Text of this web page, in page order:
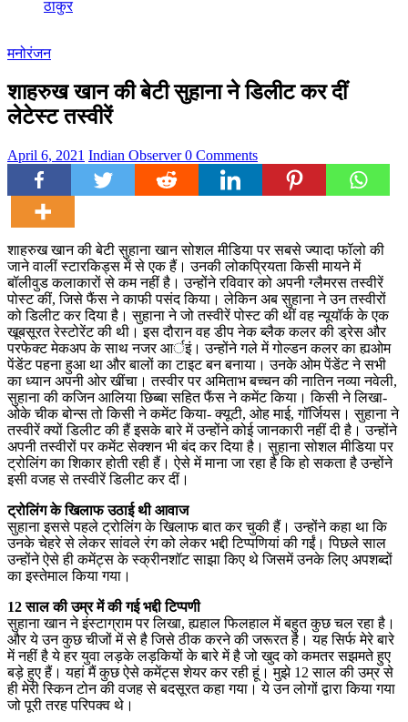
ठाकुर
मनोरंजन
शाहरुख खान की बेटी सुहाना ने डिलीट कर दीं
लेटेस्ट तस्वीरें
April 6, 2021 Indian Observer0 Comments
शाहरुख खान की बेटी सुहाना खान सोशल मीडिया पर सबसे ज्यादा फॉलो की
जाने वालीं स्टारकिड्स में से एक हैं। उनकी लोकप्रियता किसी मायने में
बॉलीवुड कलाकारों से कम नहीं है। उन्होंने रविवार को अपनी ग्लैमरस तस्वीरें
पोस्ट कीं, जिसे फैंस ने काफी पसंद किया। लेकिन अब सुहाना ने उन तस्वीरों
को डिलीट कर दिया है। सुहाना ने जो तस्वीरें पोस्ट की थीं वह न्यूयॉर्क के एक
खूबसूरत रेस्टोरेंट की थी। इस दौरान वह डीप नेक ब्लैक कलर की ड्रेस और
परफेक्ट मेकअप के साथ नजर आर्इं। उन्होंने गले में गोल्डन कलर का ह्यओम
पेंडेंट पहना हुआ था और बालों का टाइट बन बनाया। उनके ओम पेंडेंट ने सभी
का ध्यान अपनी ओर खींचा। तस्वीर पर अमिताभ बच्चन की नातिन नव्या नवेली,
सुहाना की कजिन आलिया छिब्बा सहित फैंस ने कमेंट किया। किसी ने लिखा-
ओके चीक बोन्स तो किसी ने कमेंट किया- क्यूटी, ओह माई, गॉर्जियस। सुहाना ने
तस्वीरें क्यों डिलीट की हैं इसके बारे में उन्होंने कोई जानकारी नहीं दी है। उन्होंने
अपनी तस्वीरों पर कमेंट सेक्शन भी बंद कर दिया है। सुहाना सोशल मीडिया पर
ट्रोलिंग का शिकार होती रही हैं। ऐसे में माना जा रहा है कि हो सकता है उन्होंने
इसी वजह से तस्वीरें डिलीट कर दीं।
ट्रोलिंग के खिलाफ उठाई थी आवाज
सुहाना इससे पहले ट्रोलिंग के खिलाफ बात कर चुकी हैं। उन्होंने कहा था कि
उनके चेहरे से लेकर सांवले रंग को लेकर भद्दी टिप्पणियां की गईं। पिछले साल
उन्होंने ऐसे ही कमेंट्स के स्क्रीनशॉट साझा किए थे जिसमें उनके लिए अपशब्दों
का इस्तेमाल किया गया।
12 साल की उम्र में की गई भद्दी टिप्पणी
सुहाना खान ने इंस्टाग्राम पर लिखा, ह्यहाल फिलहाल में बहुत कुछ चल रहा है।
और ये उन कुछ चीजों में से है जिसे ठीक करने की जरूरत है। यह सिर्फ मेरे बारे
में नहीं है ये हर युवा लड़के लड़कियों के बारे में है जो खुद को कमतर सझमते हुए
बड़े हुए हैं। यहां मैं कुछ ऐसे कमेंट्स शेयर कर रही हूं। मुझे 12 साल की उम्र से
ही मेरी स्किन टोन की वजह से बदसूरत कहा गया। ये उन लोगों द्वारा किया गया
जो पूरी तरह परिपक्व थे।